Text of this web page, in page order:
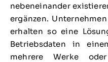
nebeneinander
ergänzen.
erhalten so eine
Betriebsdaten in
mehrere Werke